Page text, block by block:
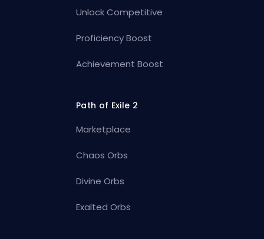
Unlock Competitive
Proficiency Boost
Achievement Boost
Path of Exile 2
Marketplace
Chaos Orbs
Divine Orbs
Exalted Orbs